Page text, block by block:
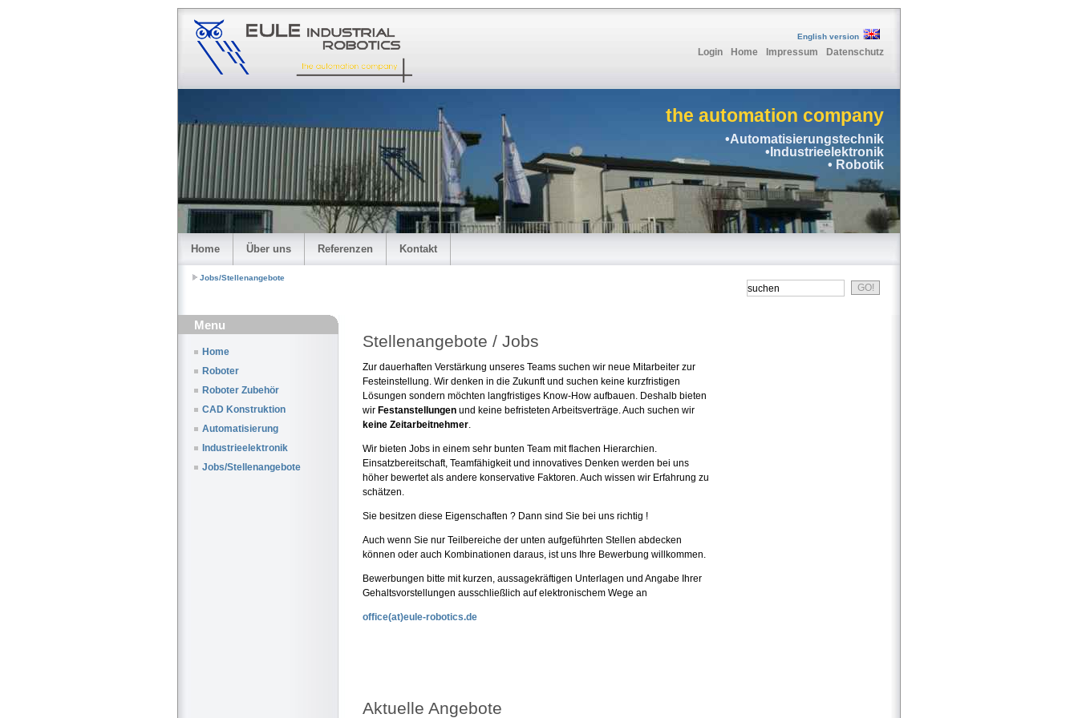
English version
Login Home Impressum Datenschutz
the automation company
•Automatisierungstechnik
•Industrieelektronik
• Robotik
Home Über uns Referenzen Kontakt
Jobs/Stellenangebote
Menu
Home
Roboter
Roboter Zubehör
CAD Konstruktion
Automatisierung
Industrieelektronik
Jobs/Stellenangebote
Stellenangebote / Jobs
Zur dauerhaften Verstärkung unseres Teams suchen wir neue Mitarbeiter zur
Festeinstellung. Wir denken in die Zukunft und suchen keine kurzfristigen
Lösungen sondern möchten langfristiges Know-How aufbauen. Deshalb bieten
wir Festanstellungen und keine befristeten Arbeitsverträge. Auch suchen wir
keine Zeitarbeitnehmer
Wir bieten Jobs in einem sehr bunten Team mit flachen Hierarchien.
Einsatzbereitschaft, Teamfähigkeit und innovatives Denken werden bei uns
höher bewertet als andere konservative Faktoren. Auch wissen wir Erfahrung zu
schätzen.
Sie besitzen diese Eigenschaften ? Dann sind Sie bei uns richtig !
Auch wenn Sie nur Teilbereiche der unten aufgeführten Stellen abdecken
können oder auch Kombinationen daraus, ist uns Ihre Bewerbung willkommen.
Bewerbungen bitte mit kurzen, aussagekräftigen Unterlagen und Angabe Ihrer
Gehaltsvorstellungen ausschließlich auf elektronischem Wege an
office(at)eule-robotics.de
Aktuelle Angebote